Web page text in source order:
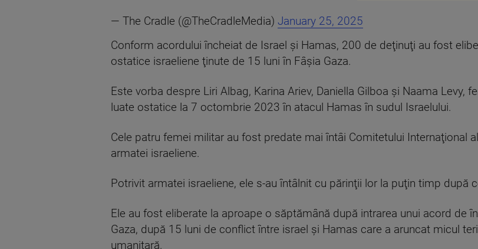
— The Cradle (@TheCradleMedia) January 25, 2025
Conform acordului încheiat de Israel şi Hamas, 200 de deţinuţi au fost
ostatice israeliene ţinute de 15 luni în Fâşia Gaza.
Este vorba despre Liri Albag, Karina Ariev, Daniella Gilboa şi Naama Levy,
luate ostatice la 7 octombrie 2023 în atacul Hamas în sudul Israelului.
Cele patru femei militar au fost predate mai întâi Comitetului Internaţional
armatei israeliene.
Potrivit armatei israeliene, ele s-au întâlnit cu părinţii lor la puţin timp după
Ele au fost eliberate la aproape o săptămână după intrarea unui acord de
Gaza, după 15 luni de conflict între israel şi Hamas care a aruncat micul
umanitară.